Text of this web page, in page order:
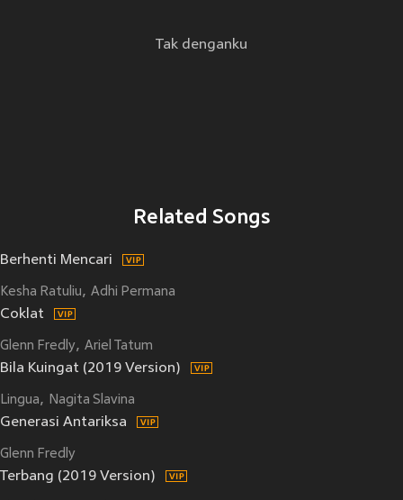
Tak denganku
Related Songs
Berhenti Mencari
Kesha Ratuliu Adhi Permana
Coklat
Glenn Fredly Ariel Tatum
Bila Kuingat (2019 Version)
Lingua Nagita Slavina
Generasi Antariksa
Glenn Fredly
Terbang (2019 Version)